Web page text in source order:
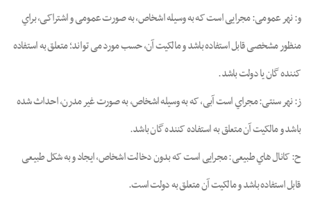
و: نهر ﻋﻤﻮﻣﯽ: ﻣﺠﺮاﯾﯽ اﺳﺖ ﮐﻪ ﺑﻪ وﺳﯿﻠﻪ اﺷﺨﺎص، ﺑﻪ ﺻﻮرت ﻋﻤﻮﻣﯽ و اﺷﺘﺮاﮐﯽ، ﺑﺮاي
ﻣﻨﻈﻮر ﻣﺸﺨﺼﯽ ﻗﺎﺑﻞ اﺳﺘﻔﺎده ﺑﺎﺷﺪ و ﻣﺎﻟﮑﯿﺖ آن، ﺣﺴﺐ ﻣﻮرد ﻣﯽ ﺗﻮاﻧﺪ؛ ﻣﺘﻌﻠﻖ ﺑﻪ اﺳﺘﻔﺎده
ﮐﻨﻨﺪه ﮔﺎن ﯾﺎ دوﻟﺖ ﺑﺎﺷﺪ.
ز: ﻧﻬﺮ ﺳﻨﺘﯽ: ﻣﺠﺮاي اﺳﺖ آﺑﯽ، ﮐﻪ ﺑﻪ وﺳﯿﻠﻪ اﺷﺨﺎص، ﺑﻪ ﺻﻮرت ﻏﯿﺮ ﻣﺪرن، اﺣﺪاث ﺷﺪه
ﺑﺎﺷﺪ و ﻣﺎﻟﮑﯿﺖ آن ﻣﺘﻌﻠﻖ ﺑﻪ اﺳﺘﻔﺎده ﮐﻨﻨﺪه ﮔﺎن ﺑﺎﺷﺪ.
ح: ﮐﺎﻧﺎل ﻫﺎي ﻃﺒﯿﻌﯽ: ﻣﺠﺮاﯾﯽ اﺳﺖ ﮐﻪ ﺑﺪون دﺧﺎﻟﺖ اﺷﺨﺎص، اﯾﺠﺎد و ﺑﻪ ﺷﮑﻞ ﻃﺒﯿﻌﯽ
ﻗﺎﺑﻞ اﺳﺘﻔﺎده ﺑﺎﺷﺪ و ﻣﺎﻟﮑﯿﺖ آن ﻣﺘﻌﻠﻖ ﺑﻪ دوﻟﺖ اﺳﺖ.